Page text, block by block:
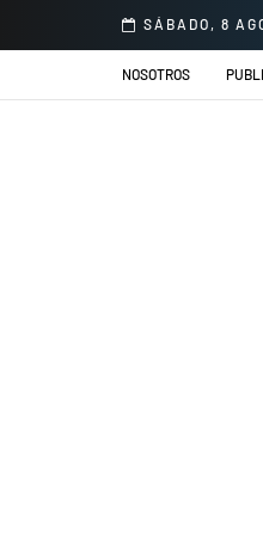
SÁBADO, 8
Delgado para mejorar la
NOSOTROS